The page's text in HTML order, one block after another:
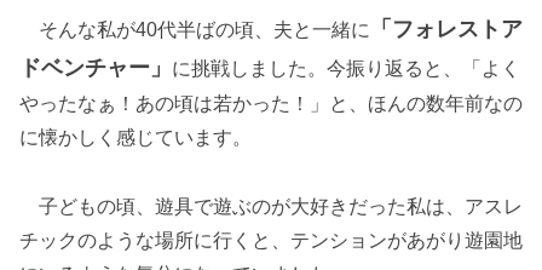
そんな私が40代半ばの頃、夫と一緒に
「フォレストア
ドベンチャー」
に挑戦しました。今振り返ると、「よく
やったなぁ！あの頃は若かった！」と、ほんの数年前なの
に懐かしく感じています。
子どもの頃、遊具で遊ぶのが大好きだった私は、アスレ
チックのような場所に行くと、テンションがあがり遊園地